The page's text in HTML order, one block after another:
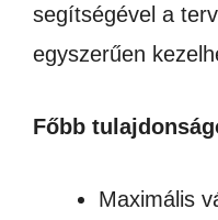
segítségével a
egyszerűen
Főbb
Maximális